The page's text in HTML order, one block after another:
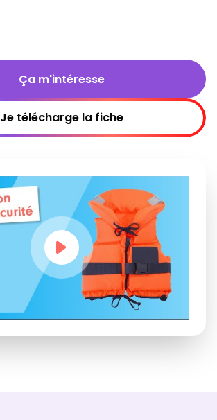
Ça m'intéresse
Je télécharge la fiche